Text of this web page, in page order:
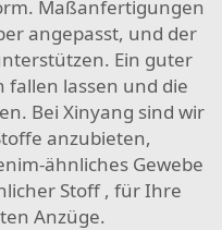
Maßanfertigungen
angepasst, und der
Ein guter
fallen lassen und die
Bei Xinyang sind wir
anzubieten,
ähnliches Gewebe
Stoff, für Ihre
Anzüge.